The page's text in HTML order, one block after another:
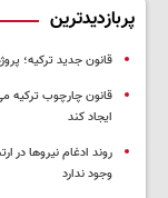
پربازدیدترین
قانون جدید ترکیه؛
قانون چارچوب ترکیه
ایجاد کند
روند ادغام نیروها
وجود ندارد